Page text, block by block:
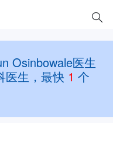
Osinbowale医生
医生，最快 1 个